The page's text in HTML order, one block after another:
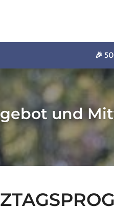
🎉
und